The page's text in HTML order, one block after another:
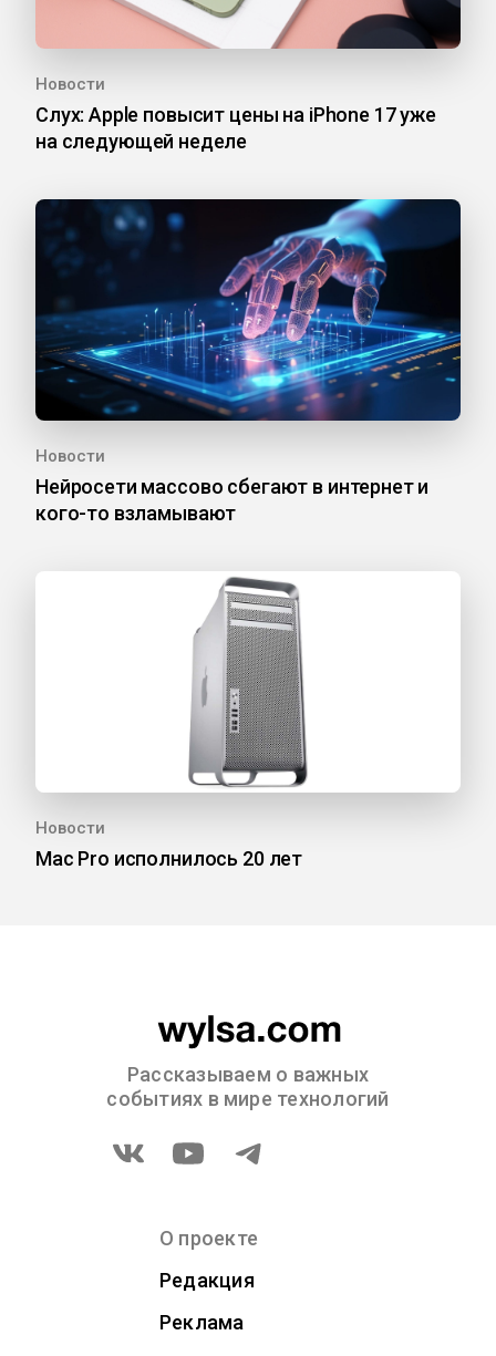
Новости
Слух: Apple повысит цены на iPhone 17 уже
на следующей неделе
Новости
Нейросети массово сбегают в интернет и
кого-то взламывают
Новости
Mac Pro исполнилось 20 лет
Рассказываем о важных
событиях в мире технологий
О проекте
Редакция
Реклама